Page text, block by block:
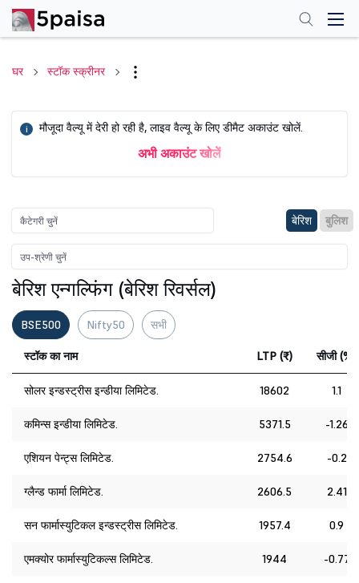
घर स्टॉक स्क्रीनर
i मौजूदा वैल्यू में देरी हो रही है, लाइव वैल्यू के लिए डीमैट अकाउंट खोलें.
अभी अकाउंट खोलें
बेरिश बुलिश
बेरिश एन्गल्फिंग (बेरिश रिवर्सल)
BSE500 Nifty50 सभी
स्टॉक का नाम LTP (₹) सीजी (%)
सोलर इन्डस्ट्रीस इन्डीया लिमिटेड. 18602 1.1
कमिन्स इन्डीया लिमिटेड. 5371.5 -1.26
एशियन पेन्ट्स लिमिटेड. 2754.6 -0.2
ग्लैन्ड फार्मा लिमिटेड. 2606.5 2.41
सन फार्मास्युटिकल इन्डस्ट्रीस लिमिटेड. 1957.4 0.9
एमक्योर फार्मास्युटिकल्स लिमिटेड. 1944 -0.77